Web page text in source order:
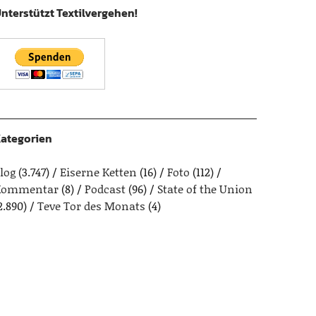
Textilvergehen!
(3.747) Eiserne Ketten (16) Foto (112)
(8) Podcast(96)
State of the Union
Teve Tor des Monats (4)